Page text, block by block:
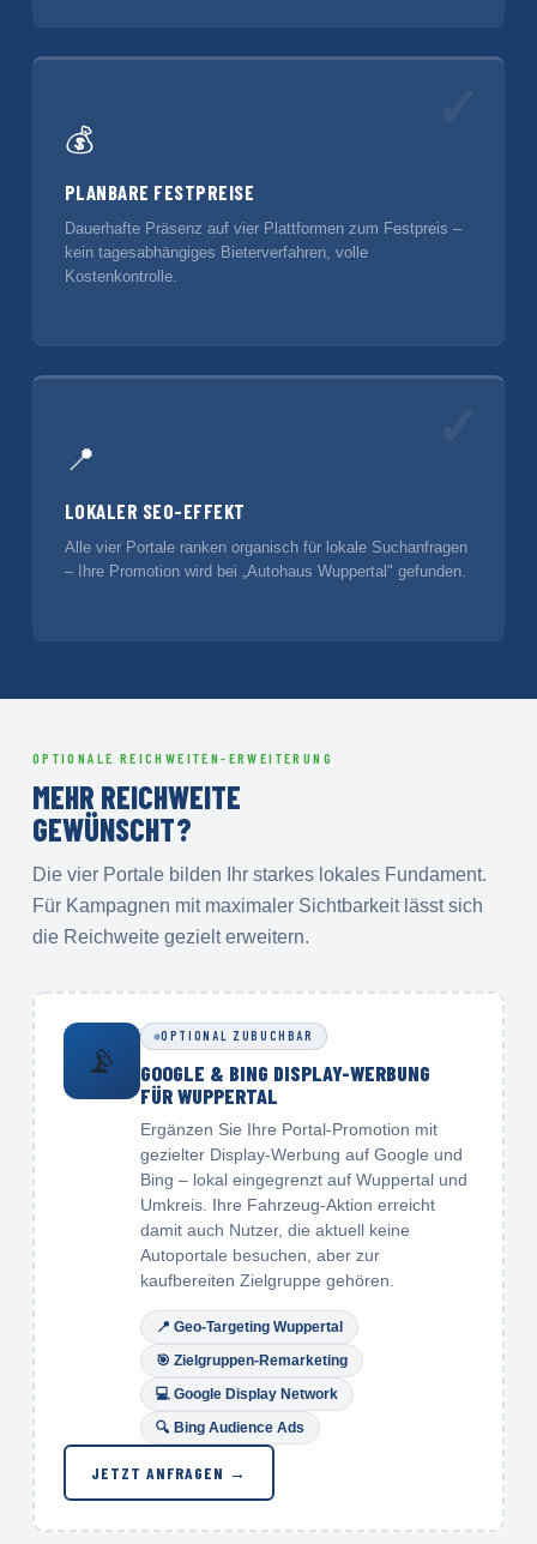
💰
PLANBARE FESTPREISE
Dauerhafte Präsenz auf vier Plattformen zum Festpreis –
kein tagesabhängiges Bieterverfahren, volle
Kostenkontrolle.
📍
LOKALER SEO-EFFEKT
Alle vier Portale ranken organisch für lokale Suchanfragen
– Ihre Promotion wird bei „Autohaus Wuppertal" gefunden.
OPTIONALE REICHWEITEN-ERWEITERUNG
MEHR REICHWEITE
GEWÜNSCHT?
Die vier Portale bilden Ihr starkes lokales Fundament.
Für Kampagnen mit maximaler Sichtbarkeit lässt sich
die Reichweite gezielt erweitern.
📡
OPTIONAL ZUBUCHBAR
GOOGLE & BING DISPLAY-WERBUNG
FÜR WUPPERTAL
Ergänzen Sie Ihre Portal-Promotion mit
gezielter Display-Werbung auf Google und
Bing – lokal eingegrenzt auf Wuppertal und
Umkreis. Ihre Fahrzeug-Aktion erreicht
damit auch Nutzer, die aktuell keine
Autoportale besuchen, aber zur
kaufbereiten Zielgruppe gehören.
📍 Geo-Targeting Wuppertal
🎯 Zielgruppen-Remarketing
💻 Google Display Network
🔍Bing Audience Ads
JETZT ANFRAGEN →